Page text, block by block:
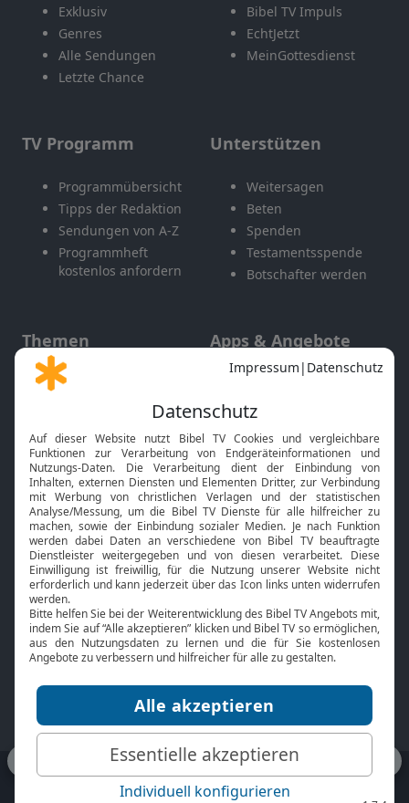
Exklusiv
Genres
Alle Sendungen
Letzte Chance
Bibel TV Impuls
EchtJetzt
MeinGottesdienst
TV Programm
Programmübersicht
Tipps der Redaktion
Sendungen von A-Z
Programmheft
kostenlos anfordern
Unterstützen
Weitersagen
Beten
Spenden
Testamentsspende
Botschafter werden
Themen
Gott und Bibel erklärt
Neuigkeiten
Apps & Angebote
Mobile App
Smart TV
HbbTV
Bibelthek Online-Bibel
Nächster Gottesdienst
Bibel TV
Über uns
Jobs
Mediadaten
Service
Kontakt
TV-Empfang
bibeltv.de: Impressum
Datenschutz
Nutzungsbedingungen